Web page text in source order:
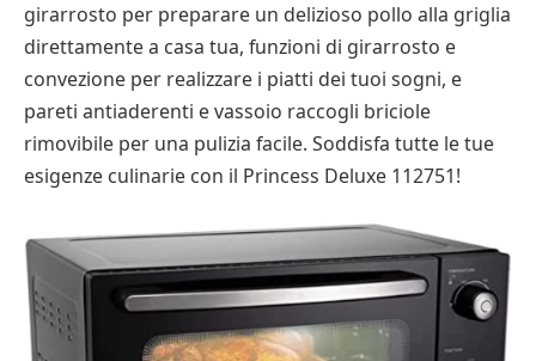
girarrosto per preparare un delizioso pollo alla griglia
direttamente a casa tua, funzioni di girarrosto e
convezione per realizzare i piatti dei tuoi sogni, e
pareti antiaderenti e vassoio raccogli briciole
rimovibile per una pulizia facile. Soddisfa tutte le tue
esigenze culinarie con il Princess Deluxe 112751!